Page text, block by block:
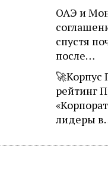
ОАЭ и
спустя
после…
🚀Корпус
рейтинг
лидеры